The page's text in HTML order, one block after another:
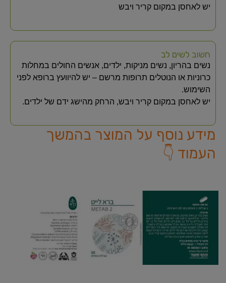
יש לאחסן במקום קריר ויבש
חשוב לשים לב
נשים בהריון, נשים מניקות, ילדים, אנשים החולים במחלות
כרוניות או הנוטלים תרופות מרשם – יש להיוועץ ברופא לפני
השימוש.
יש לאחסן במקום קריר ויבש, הרחק מהישג ידם של ילדים.
מידע נוסף על המוצר בהמשך
העמוד 👇